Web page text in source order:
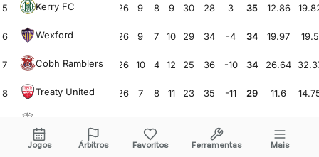
5 Kerry FC 26 9 8 9 30 28 3 35 12.86
6 Wexford 26 9 7 10 29 34 -4 34 19.97 19.5
7 Cobh Ramblers 26 10 4 12 25 36 -10 34 26.64
8 Treaty United 26 7 8 11 23 35 -11 29 11.6
Athlone Town
Finn Harps 5 7 14 18 46 -27 20.19
Jogos Árbitros Favoritos Ferramentas Mais